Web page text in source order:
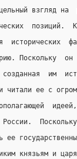
взгляд на
позиций.
исторических
Поскольку
созданная  им
читали ее с
России.
ее
князьям и